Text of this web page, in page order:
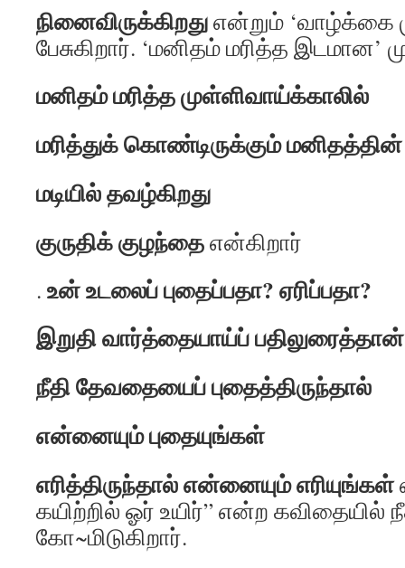
நினைவிருக்கிறதுஎன்றும் ‘வாழ்க்கை
பேசுகிறார். ‘மனிதம் மரித்த இடமான’
மனிதம் மரித்த முள்ளிவாய்க்காலில்
மரித்துக் கொண்டிருக்கும் மனிதத்தின்
மடியில் தவழ்கிறது
குருதிக் குழந்தைஎன்கிறார்
. உன் உடலைப் புதைப்பதா? ஏரிப்பதா?
இறுதி வார்த்தையாய்ப் பதிலுரைத்தான்
நீதி தேவதையைப் புதைத்திருந்தால்
என்னையும் புதையுங்கள்
எரித்திருந்தால் என்னையும் எரியுங்கள்
கயிற்றில் ஓர் உயிர்” என்ற கவிதையில்
கோ~மிடுகிறார்.